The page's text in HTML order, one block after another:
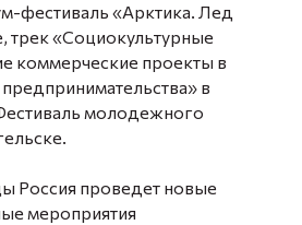
фестиваль «Арктика. Лед
трек «Социокультурные
коммерческие проекты в
в
молодежного
Россия проведет новые
мероприятия